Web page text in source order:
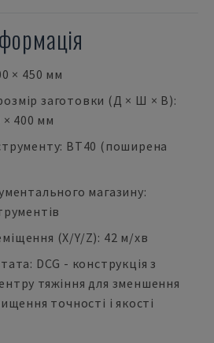
× 450 мм
заготовки (Д × Ш × В):
× 400 мм
BT40 (поширена
магазину:
(X/Y/Z): 42 м/хв
DCG - конструкція з
тяжіння для зменшення
точності і якості